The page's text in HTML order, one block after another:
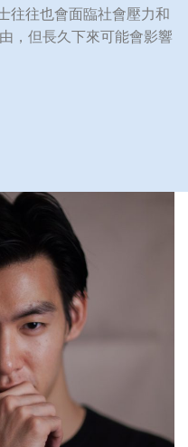
往往也會面臨社會壓力和
，但長久下來可能會影響